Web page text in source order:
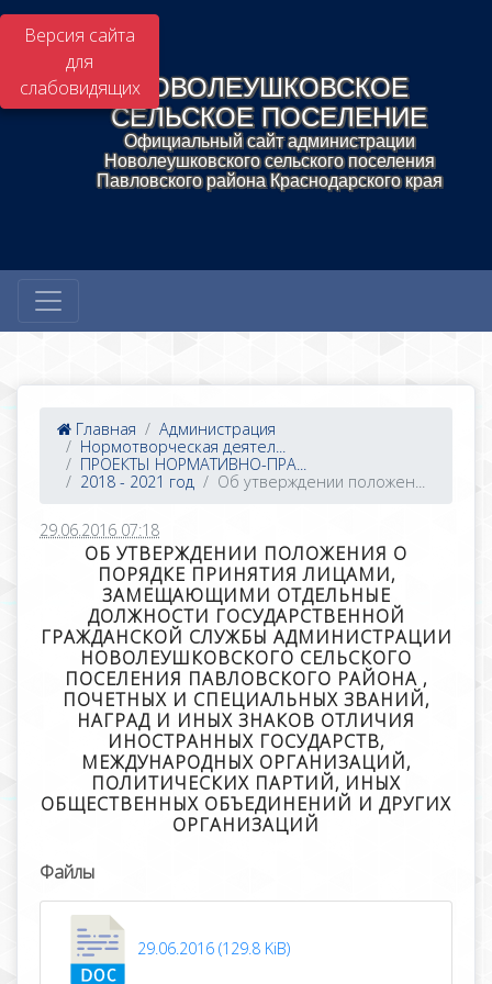
Версия сайта
для
слабовидящихНОВОЛЕУШКОВСКОЕ
СЕЛЬСКОЕ ПОСЕЛЕНИЕ
Официальный сайт администрации
Новолеушковского сельского поселения
Павловского района Краснодарского края
Главная
Администрация
Нормотворческая деятел...
ПРОЕКТЫ НОРМАТИВНО-ПРА...
2018 - 2021 год
Об утверждении положен...
29.06.2016 07:18
ОБ УТВЕРЖДЕНИИ ПОЛОЖЕНИЯ О
ПОРЯДКЕ ПРИНЯТИЯ ЛИЦАМИ,
ЗАМЕЩАЮЩИМИ ОТДЕЛЬНЫЕ
ДОЛЖНОСТИ ГОСУДАРСТВЕННОЙ
ГРАЖДАНСКОЙ СЛУЖБЫ АДМИНИСТРАЦИИ
НОВОЛЕУШКОВСКОГО СЕЛЬСКОГО
ПОСЕЛЕНИЯ ПАВЛОВСКОГО РАЙОНА ,
ПОЧЕТНЫХ И СПЕЦИАЛЬНЫХ ЗВАНИЙ,
НАГРАД И ИНЫХ ЗНАКОВ ОТЛИЧИЯ
ИНОСТРАННЫХ ГОСУДАРСТВ,
МЕЖДУНАРОДНЫХ ОРГАНИЗАЦИЙ,
ПОЛИТИЧЕСКИХ ПАРТИЙ, ИНЫХ
ОБЩЕСТВЕННЫХ ОБЪЕДИНЕНИЙ И ДРУГИХ
ОРГАНИЗАЦИЙ
Файлы
29.06.2016 (129.8 KiB)